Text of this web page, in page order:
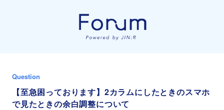
Question
【至急困っております】2カラムにしたときのスマホ
で見たときの余白調整について